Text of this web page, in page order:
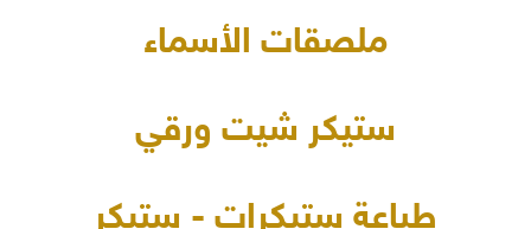
ملصقات الأسماء
ستيكر شيت ورقي
طباعة ستيكرات - ستيكر